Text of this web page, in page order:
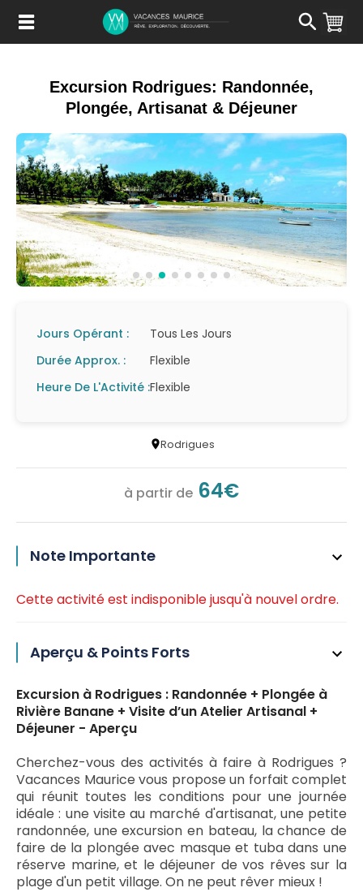
Contenu
Excursion Rodrigues: Randonnée,
Plongée, Artisanat & Déjeuner
Jours Opérant :
Tous Les Jours
Durée Approx. :
Flexible
Heure De L'Activité :Flexible
Rodrigues
à partir de 64€
Note Importante
Cette activité est indisponible jusqu'à nouvel ordre.
Aperçu & Points Forts
Excursion à Rodrigues : Randonnée + Plongée à
Rivière Banane + Visite d’un Atelier Artisanal +
Déjeuner - Aperçu
Cherchez-vous des activités à faire à Rodrigues ?
Vacances Maurice vous propose un forfait complet
qui réunit toutes les conditions pour une journée
idéale : une visite au marché d'artisanat, une petite
randonnée, une excursion en bateau, la chance de
faire de la plongée avec masque et tuba dans une
réserve marine, et le déjeuner de vos rêves sur la
plage d'un petit village. On ne peut rêver mieux !